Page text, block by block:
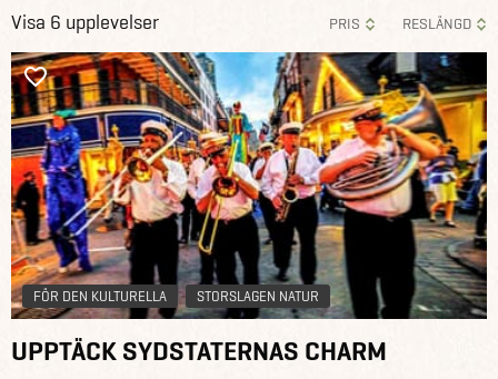
PRIS RESLÄNGD
Visa 6 upplevelser
FÖR DEN KULTURELLA STORSLAGEN NATUR
UPPTÄCK SYDSTATERNAS CHARM